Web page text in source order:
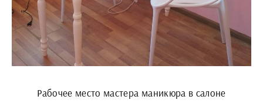
Рабочее место мастера маникюра в салоне